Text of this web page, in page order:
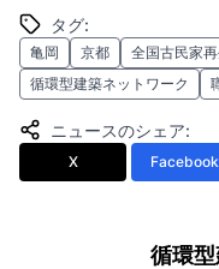
タグ:
亀岡 京都 全国古民家
循環型建築ネットワーク
ニュースのシェア:
X Facebook
循環